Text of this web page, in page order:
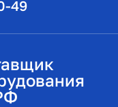
49